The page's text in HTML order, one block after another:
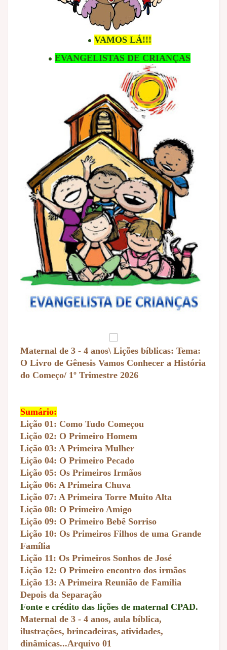
VAMOS LÁ!!!
EVANGELISTAS DE CRIANÇAS
Maternal de 3 - 4 anos\ Lições bíblicas: Tema:
O Livro de Gênesis Vamos Conhecer a História
do Começo/ 1º Trimestre 2026
Sumário:
Lição 01: Como Tudo Começou
Lição 02: O Primeiro Homem
Lição 03: A Primeira Mulher
Lição 04: O Primeiro Pecado
Lição 05: Os Primeiros Irmãos
Lição 06: A Primeira Chuva
Lição 07: A Primeira Torre Muito Alta
Lição 08: O Primeiro Amigo
Lição 09: O Primeiro Bebê Sorriso
Lição 10: Os Primeiros Filhos de uma Grande
Família
Lição 11: Os Primeiros Sonhos de José
Lição 12: O Primeiro encontro dos irmãos
Lição 13: A Primeira Reunião de Família
Depois da Separação
Fonte e crédito das lições de maternal CPAD.
Maternal de 3 - 4 anos, aula bíblica,
ilustrações, brincadeiras, atividades,
dinâmicas...Arquivo 01